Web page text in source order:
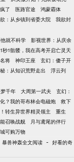
了 医路官途
鸿蒙霸体
：从乡镇到省委大院
我欲封
就不科学
影视世界：从庆余
1秒1骷髅，我在高考开启亡灵天
将 神印王座
玄幻：傻子开
：从知识荒野走出
浮云列
千年 大周第一武夫
玄幻：
？我的哥布林会电磁炮
救下
转生异世界精灵领主
重生
召唤战舰
月与鸢尾的伴行
可购万物
暴兽神轰全文阅读 - 好看的奇